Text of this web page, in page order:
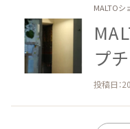
MALTOシ
プ
投稿日：